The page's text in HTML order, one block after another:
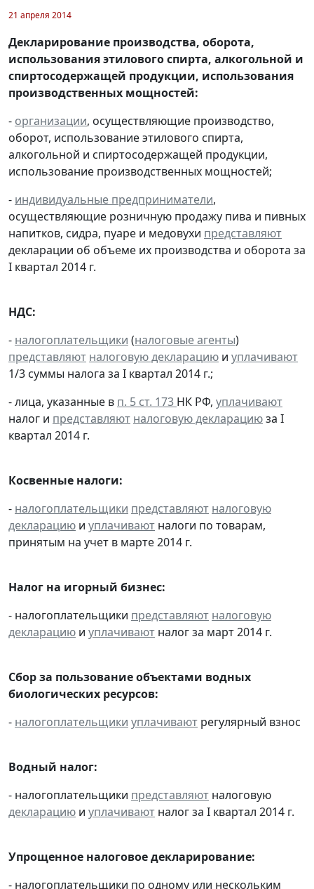
21 апреля 2014
Декларирование производства, оборота,
использования этилового спирта, алкогольной и
спиртосодержащей продукции, использования
производственных мощностей:
- организации, осуществляющие производство,
оборот, использование этилового спирта,
алкогольной и спиртосодержащей продукции,
использование производственных мощностей;
- индивидуальные предприниматели,
осуществляющие розничную продажу пива и пивных
напитков, сидра, пуаре и медовухи представляют
декларации об объеме их производства и оборота за
I квартал 2014 г.
НДС:
- налогоплательщики (налоговые агенты)
представляют налоговую декларацию и уплачивают
1/3 суммы налога за I квартал 2014 г.;
- лица, указанные в п. 5 ст. 173 НК РФ, уплачивают
налог и представляют налоговую декларациюза I
квартал 2014 г.
Косвенные налоги:
- налогоплательщики представляют налоговую
декларацию и уплачивают налоги по товарам,
принятым на учет в марте 2014 г.
Налог на игорный бизнес:
- налогоплательщики представляют налоговую
декларацию и уплачивают налог за март 2014 г.
Сбор за пользование объектами водных
биологических ресурсов:
- налогоплательщики уплачивают регулярный взнос
Водный налог:
- налогоплательщики представляют налоговую
декларацию и уплачивают налог за I квартал 2014 г.
Упрощенное налоговое декларирование:
- налогоплательщики по одному или нескольким